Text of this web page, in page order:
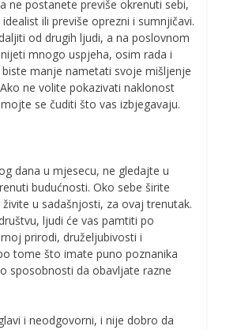
ne postanete previše okrenuti sebi,
ili previše oprezni i sumnjičavi.
od drugih ljudi, a na poslovnom
mnogo uspjeha, osim rada i
manje nametati svoje mišljenje
ne volite pokazivati naklonost
se čuditi što vas izbjegavaju.
dana u mjesecu, ne gledajte u
budućnosti. Oko sebe širite
u sadašnjosti, za ovaj trenutak.
ljudi će vas pamtiti po
prirodi, druželjubivosti i
tome što imate puno poznanika
sposobnosti da obavljate razne
i neodgovorni, i nije dobro da